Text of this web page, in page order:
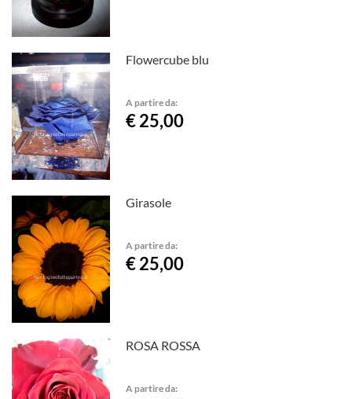
Flowercube blu
A partire da:
€ 25,00
Girasole
A partire da:
€ 25,00
ROSA ROSSA
A partire da: